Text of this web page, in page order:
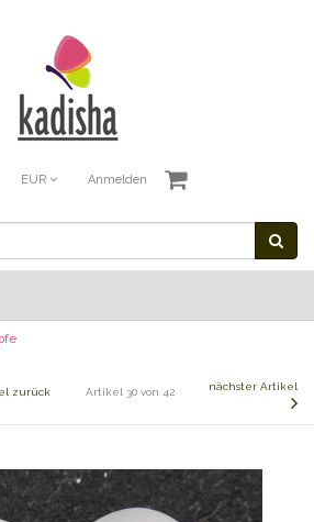
EUR Anmelden
zurück Artikel 30 von 42 nächster Artikel